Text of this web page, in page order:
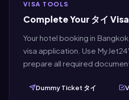
VISA TOOLS
Complete Your タイ
Your hotel booking in
visa application. Use
prepare all required
Dummy Ticket タイ